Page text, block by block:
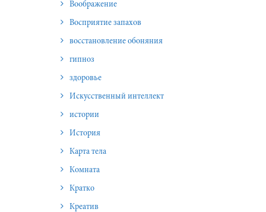
Воображение
Восприятие запахов
восстановление обоняния
гипноз
здоровье
Искусственный интеллект
истории
История
Карта тела
Комната
Кратко
Креатив